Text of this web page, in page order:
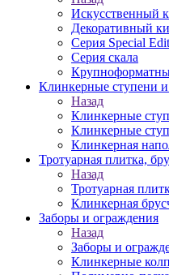
Искусственный
Декоративный
Серия Special
Серия скала
Клинкерные ступени и
Назад
Клинкерные
Клинкерные
Клинкерная
Тротуарная плитка,
Назад
Тротуарная
Клинкерная
Заборы и ограждения
Назад
Заборы и
Клинкерные